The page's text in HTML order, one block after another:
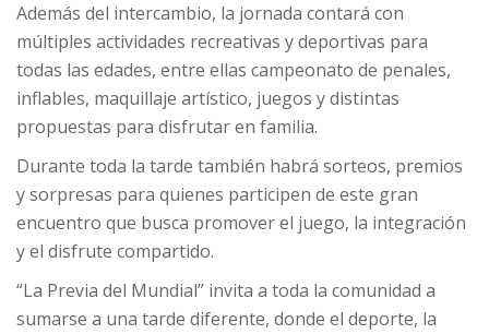
Además del intercambio, la jornada contará con
múltiples actividades recreativas y deportivas para
todas las edades, entre ellas campeonato de penales,
inflables, maquillaje artístico, juegos y distintas
propuestas para disfrutar en familia.
Durante toda la tarde también habrá sorteos, premios
y sorpresas para quienes participen de este gran
encuentro que busca promover el juego, la integración
y el disfrute compartido.
“La Previa del Mundial” invita a toda la comunidad a
sumarse a una tarde diferente, donde el deporte, la